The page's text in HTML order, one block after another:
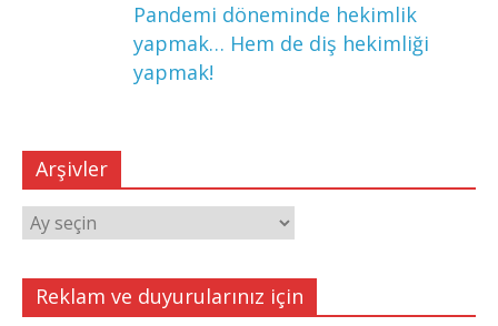
Pandemi döneminde hekimlik
yapmak… Hem de diş hekimliği
yapmak!
Arşivler
Arşivler
Reklam ve duyurularınız için